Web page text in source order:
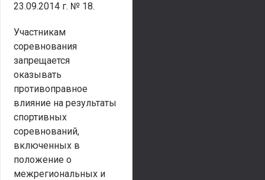
23.09.2014 г. № 18.
Участникам
соревнования
запрещается
оказывать
противоправное
влияние на результаты
спортивных
соревнований,
включенных в
положение о
межрегиональных и